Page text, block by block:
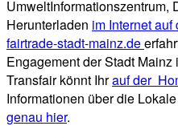
UmweltInformationszentrum,
Herunterladen im Internet
fairtrade-stadt-mainz.de
Engagement der Stadt
Transfairkönnt Ihrauf der
Informationen über die
genau hier.